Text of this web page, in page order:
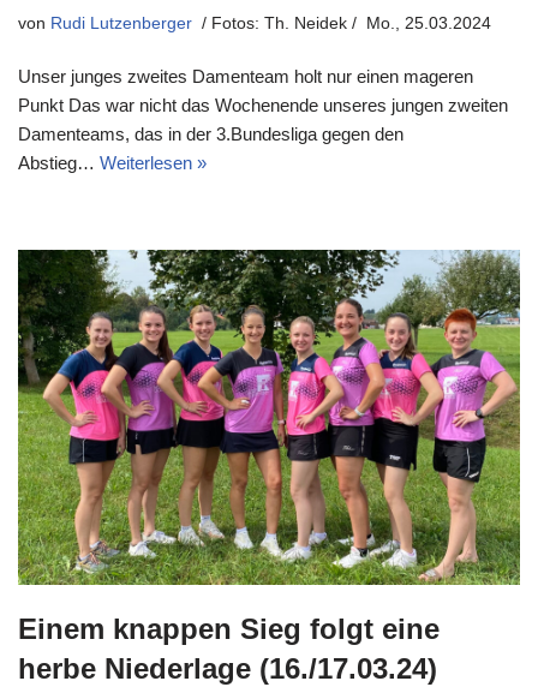
von Rudi Lutzenberger Mo., 25.03.2024
Unser junges zweites Damenteam holt nur einen mageren
Punkt Das war nicht das Wochenende unseres jungen zweiten
Damenteams, das in der 3.Bundesliga gegen den
Abstieg… Weiterlesen »
Einem knappen Sieg folgt eine
herbe Niederlage (16./17.03.24)